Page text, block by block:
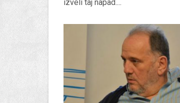
izveli taj napad....